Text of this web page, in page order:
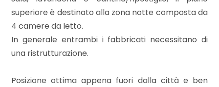
superiore è destinato alla zona notte composta da
4 camere da letto.
In generale entrambi i fabbricati necessitano di
una ristrutturazione.
Posizione ottima appena fuori dalla città e ben
Qualsiasi
2